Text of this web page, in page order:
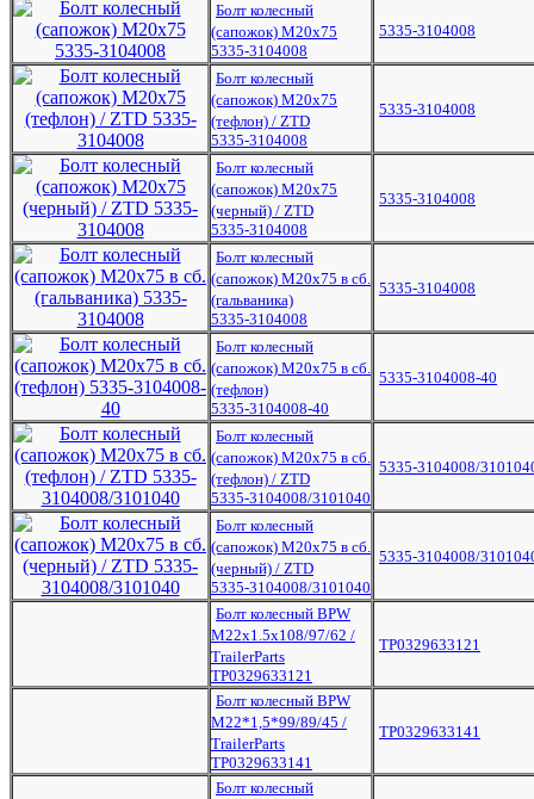
Болт колесный
(сапожок) М20х75
5335-3104008
5335-3104008
Болт колесный
(сапожок) М20х75
(тефлон) / ZTD
5335-3104008
5335-3104008
Болт колесный
(сапожок) М20х75
(черный) / ZTD
5335-3104008
5335-3104008
Болт колесный
(сапожок) М20х75 в сб.
(гальваника)
5335-3104008
5335-3104008
Болт колесный
(сапожок) М20х75 в сб.
(тефлон)
5335-3104008-40
5335-3104008-40
Болт колесный
(сапожок) М20х75 в сб.
(тефлон) / ZTD
5335-3104008/3101040
5335-3104008/
Болт колесный
(сапожок) М20х75 в сб.
(черный) / ZTD
5335-3104008/3101040
5335-3104008/
Болт колесный BPW
M22x1.5x108/97/62 /
TrailerParts
TP0329633121
TP0329633121
Болт колесный BPW
М22*1,5*99/89/45 /
TrailerParts
TP0329633141
TP0329633141
Болт колесный